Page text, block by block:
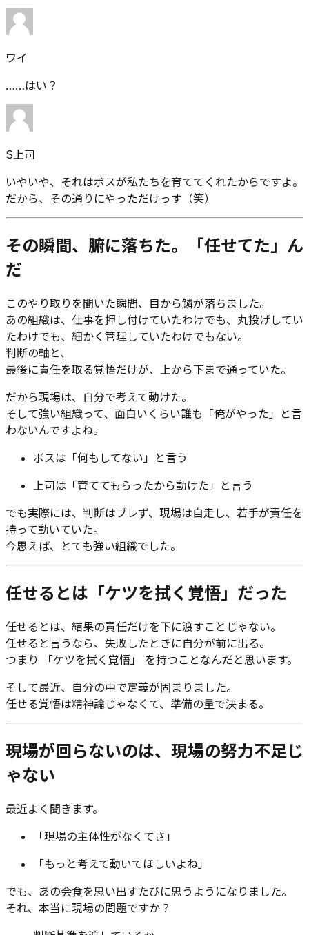
ワイ
……はい？
S上司
いやいや、それはボスが私たちを育ててくれたからですよ。
だから、その通りにやっただけっす（笑）
その瞬間、腑に落ちた。「任せてた」ん
だ
このやり取りを聞いた瞬間、目から鱗が落ちました。
あの組織は、仕事を押し付けていたわけでも、丸投げしてい
たわけでも、細かく管理していたわけでもない。
判断の軸と、
最後に責任を取る覚悟だけが、上から下まで通っていた。
だから現場は、自分で考えて動けた。
そして強い組織って、面白いくらい誰も「俺がやった」と言
わないんですよね。
ボスは「何もしてない」と言う
上司は「育ててもらったから動けた」と言う
でも実際には、判断はブレず、現場は自走し、若手が責任を
持って動いていた。
今思えば、とても強い組織でした。
任せるとは「ケツを拭く覚悟」だった
任せるとは、結果の責任だけを下に渡すことじゃない。
任せると言うなら、失敗したときに自分が前に出る。
つまり 「ケツを拭く覚悟」 を持つことなんだと思います。
そして最近、自分の中で定義が固まりました。
任せる覚悟は精神論じゃなくて、準備の量で決まる。
現場が回らないのは、現場の努力不足じ
ゃない
最近よく聞きます。
「現場の主体性がなくてさ」
「もっと考えて動いてほしいよね」
でも、あの会食を思い出すたびに思うようになりました。
それ、本当に現場の問題ですか？